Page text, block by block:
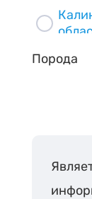
Порода